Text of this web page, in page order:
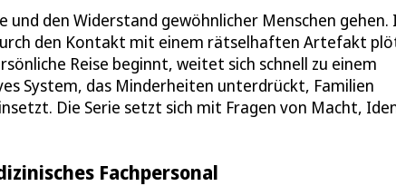
den Widerstand gewöhnlicher Menschen gehen.
den Kontakt mit einem rätselhaften Artefakt
Reise beginnt, weitet sich schnell zu einem
System, das Minderheiten unterdrückt, Familien
Die Serie setzt sich mit Fragen von Macht,
Fachpersonal